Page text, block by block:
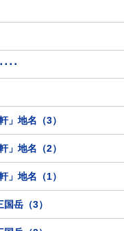
･･
地名（3）
地名（2）
地名（1）
岳（3）